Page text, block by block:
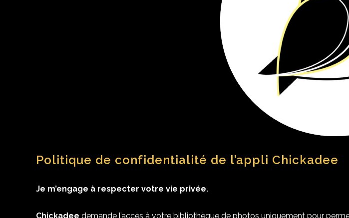
Politique de confidentialité de l’appli Chickadee
Je m’engage à respecter votre vie privée.
Chickadee demande l’accès à votre bibliothèque de photos uniquement pour